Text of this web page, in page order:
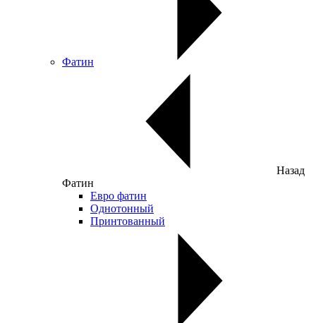
Фатин
Назад
Фатин
Евро фатин
Однотонный
Принтованный